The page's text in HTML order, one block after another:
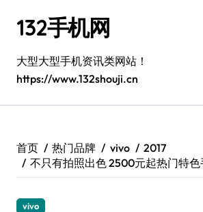
132手机网
大型大型手机资讯类网站！
https://www.132shouji.cn
首页 热门品牌 vivo
2017
不只有拍照出色 2500元起热门特
vivo